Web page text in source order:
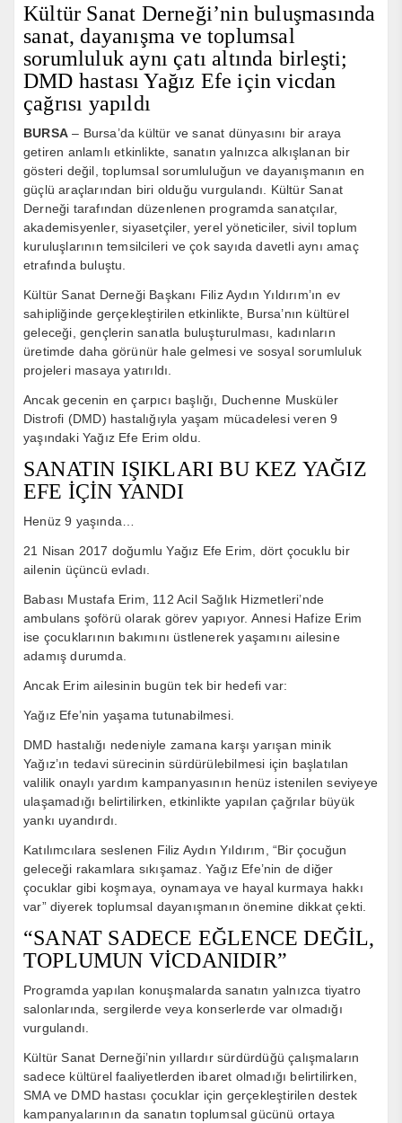
Kültür Sanat Derneği’nin buluşmasında
sanat, dayanışma ve toplumsal
sorumluluk aynı çatı altında birleşti;
DMD hastası Yağız Efe için vicdan
çağrısı yapıldı
BURSA – Bursa’da kültür ve sanat dünyasını bir araya
getiren anlamlı etkinlikte, sanatın yalnızca alkışlanan bir
gösteri değil, toplumsal sorumluluğun ve dayanışmanın en
güçlü araçlarından biri olduğu vurgulandı. Kültür Sanat
Derneği tarafından düzenlenen programda sanatçılar,
akademisyenler, siyasetçiler, yerel yöneticiler, sivil toplum
kuruluşlarının temsilcileri ve çok sayıda davetli aynı amaç
etrafında buluştu.
Kültür Sanat Derneği Başkanı Filiz Aydın Yıldırım’ın ev
sahipliğinde gerçekleştirilen etkinlikte, Bursa’nın kültürel
geleceği, gençlerin sanatla buluşturulması, kadınların
üretimde daha görünür hale gelmesi ve sosyal sorumluluk
projeleri masaya yatırıldı.
Ancak gecenin en çarpıcı başlığı, Duchenne Musküler
Distrofi (DMD) hastalığıyla yaşam mücadelesi veren 9
yaşındaki Yağız Efe Erim oldu.
SANATIN IŞIKLARI BU KEZ YAĞIZ
EFE İÇİN YANDI
Henüz 9 yaşında…
21 Nisan 2017 doğumlu Yağız Efe Erim, dört çocuklu bir
ailenin üçüncü evladı.
Babası Mustafa Erim, 112 Acil Sağlık Hizmetleri’nde
ambulans şoförü olarak görev yapıyor. Annesi Hafize Erim
ise çocuklarının bakımını üstlenerek yaşamını ailesine
adamış durumda.
Ancak Erim ailesinin bugün tek bir hedefi var:
Yağız Efe’nin yaşama tutunabilmesi.
DMD hastalığı nedeniyle zamana karşı yarışan minik
Yağız’ın tedavi sürecinin sürdürülebilmesi için başlatılan
valilik onaylı yardım kampanyasının henüz istenilen seviyeye
ulaşamadığı belirtilirken, etkinlikte yapılan çağrılar büyük
yankı uyandırdı.
Katılımcılara seslenen Filiz Aydın Yıldırım, “Bir çocuğun
geleceği rakamlara sıkışamaz. Yağız Efe’nin de diğer
çocuklar gibi koşmaya, oynamaya ve hayal kurmaya hakkı
var” diyerek toplumsal dayanışmanın önemine dikkat çekti.
“SANAT SADECE EĞLENCE DEĞİL,
TOPLUMUN VİCDANIDIR”
Programda yapılan konuşmalarda sanatın yalnızca tiyatro
salonlarında, sergilerde veya konserlerde var olmadığı
vurgulandı.
Kültür Sanat Derneği’nin yıllardır sürdürdüğü çalışmaların
sadece kültürel faaliyetlerden ibaret olmadığı belirtilirken,
SMA ve DMD hastası çocuklar için gerçekleştirilen destek
kampanyalarının da sanatın toplumsal gücünü ortaya